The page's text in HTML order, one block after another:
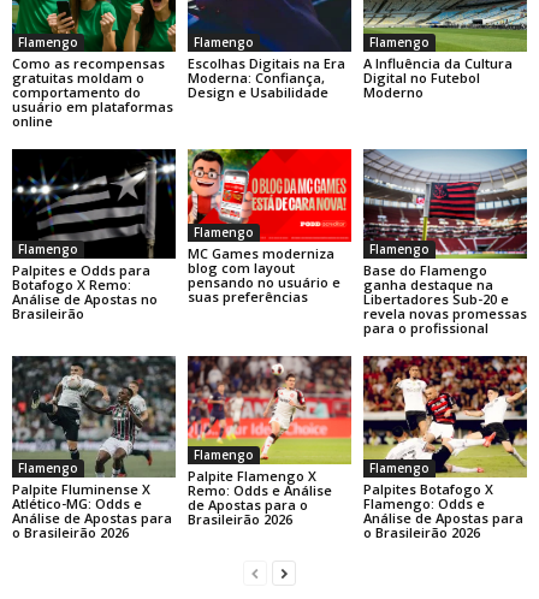
Flamengo
Como as recompensas
gratuitas moldam o
comportamento do
usuário em plataformas
online
Flamengo
Escolhas Digitais na Era
Moderna: Confiança,
Design e Usabilidade
Flamengo
A Influência da Cultura
Digital no Futebol
Moderno
Flamengo
Palpites e Odds para
Botafogo X Remo:
Análise de Apostas no
Brasileirão
Flamengo
MC Games moderniza
blog com layout
pensando no usuário e
suas preferências
Flamengo
Base do Flamengo
ganha destaque na
Libertadores Sub-20 e
revela novas promessas
para o profissional
Flamengo
Palpite Fluminense X
Atlético-MG: Odds e
Análise de Apostas para
o Brasileirão 2026
Flamengo
Palpite Flamengo X
Remo: Odds e Análise
de Apostas para o
Brasileirão 2026
Flamengo
Palpites Botafogo X
Flamengo: Odds e
Análise de Apostas para
o Brasileirão 2026